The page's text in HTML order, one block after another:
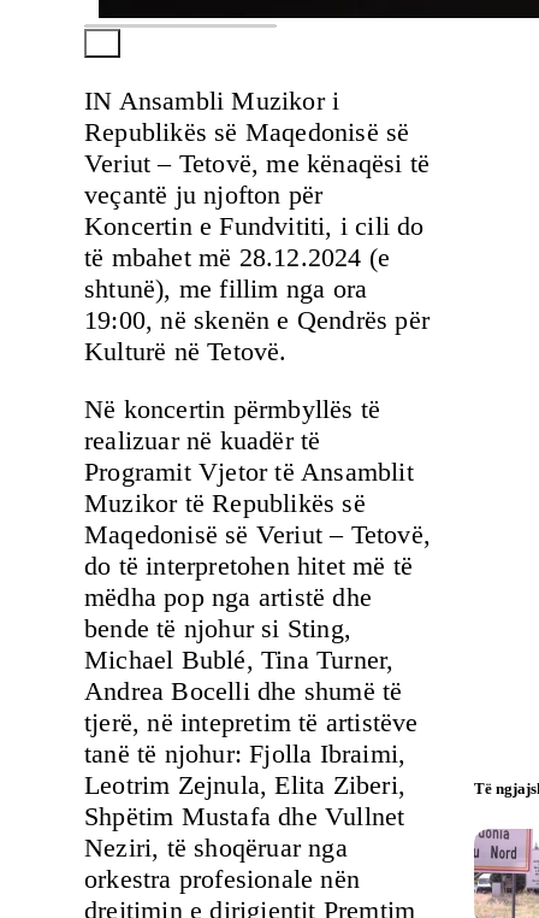
IN Ansambli Muzikor i
Republikës së Maqedonisë së
Veriut – Tetovë, me kënaqësi të
veçantë ju njofton për
Koncertin e Fundvititi, i cili do
të mbahet më 28.12.2024 (e
shtunë), me fillim nga ora
19:00, në skenën e Qendrës për
Kulturë në Tetovë.
Në koncertin përmbyllës të
realizuar në kuadër të
Programit Vjetor të Ansamblit
Muzikor të Republikës së
Maqedonisë së Veriut – Tetovë,
do të interpretohen hitet më të
mëdha pop nga artistë dhe
bende të njohur si Sting,
Michael Bublé, Tina Turner,
Andrea Bocelli dhe shumë të
tjerë, në intepretim të artistëve
tanë të njohur: Fjolla Ibraimi,
Leotrim Zejnula, Elita Ziberi,
Shpëtim Mustafa dhe Vullnet
Neziri, të shoqëruar nga
orkestra profesionale nën
drejtimin e dirigjentit Premtim
Të